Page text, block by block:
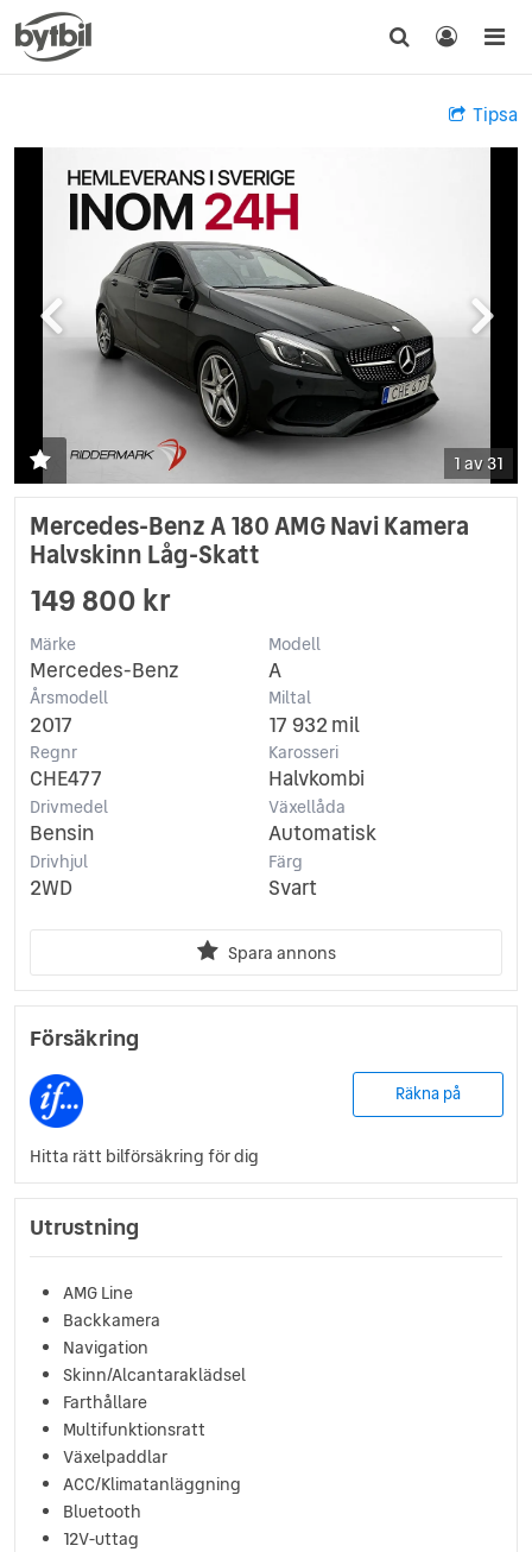
Tipsa
1 av 31
Mercedes-Benz A 180 AMG Navi Kamera
Halvskinn Låg-Skatt
149 800 kr
Märke
Mercedes-Benz
Modell
A
Årsmodell
2017
Miltal
17 932 mil
Regnr
CHE477
Karosseri
Halvkombi
Drivmedel
Bensin
Växellåda
Automatisk
Drivhjul
2WD
Färg
Svart
Spara annons
Försäkring
Räkna på
Hitta rätt bilförsäkring för dig
Utrustning
AMG Line
Backkamera
Navigation
Skinn/Alcantaraklädsel
Farthållare
Multifunktionsratt
Växelpaddlar
ACC/Klimatanläggning
Bluetooth
12V-uttag